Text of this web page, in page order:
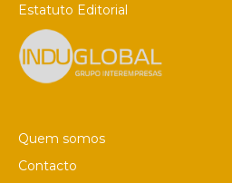
Estatuto Editorial
Quem somos
Contacto